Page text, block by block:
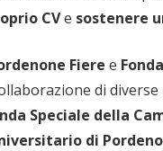
CVe sostenere
Fiere e
di
Speciale della
di